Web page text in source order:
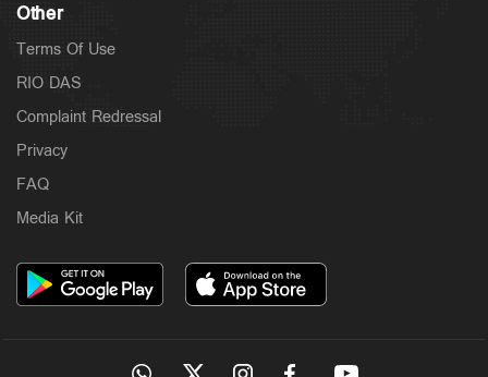
Other
Terms Of Use
RIO DAS
Complaint Redressal
Privacy
FAQ
Media Kit